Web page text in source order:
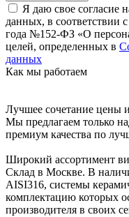
Я даю свое согласие
данных, в соответствии
года №152-ФЗ «О
целей, определенных в
данных
Как мы работаем
Лучшее сочетание цены и
Мы предлагаем только
премиум качества по
Широкий ассортимент
Склад в Москве. В
AISI316, системы
комплектацию которых
производителя в своих